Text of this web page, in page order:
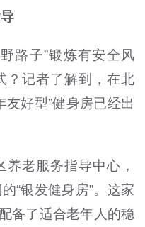
路子”锻炼有安全风
？记者了解到，在北
好型”健身房已经出
老服务指导中心，
“银发健身房”。这家
备了适合老年人的稳